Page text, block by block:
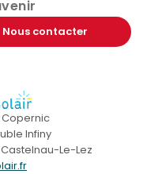
Nous contacter
Copernic
Infiny
Castelnau-Le-Lez